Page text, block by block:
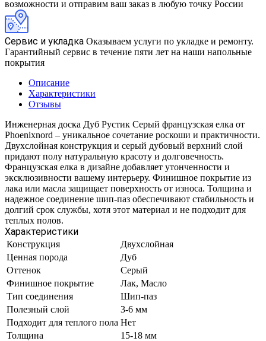
возможности и отправим ваш заказ в любую точку России
Сервис и укладка Оказываем услуги по укладке и ремонту.
Гарантийный сервис в течение пяти лет на наши напольные
покрытия
Описание
Характеристики
Отзывы
Инженерная доска Дуб Рустик Серый французская елка от
Phoenixnord – уникальное сочетание роскоши и практичности.
Двухслойная конструкция и серый дубовый верхний слой
придают полу натуральную красоту и долговечность.
Французская елка в дизайне добавляет утонченности и
эксклюзивности вашему интерьеру. Финишное покрытие из
лака или масла защищает поверхность от износа. Толщина и
надежное соединение шип-паз обеспечивают стабильность и
долгий срок службы, хотя этот материал и не подходит для
теплых полов.
Характеристики
Конструкция
Двухслойная
Ценная порода
Дуб
Оттенок
Серый
Финишное покрытие
Лак, Масло
Тип соединения
Шип-паз
Полезный слой
3-6 мм
Подходит для теплого пола Нет
Толщина
15-18 мм